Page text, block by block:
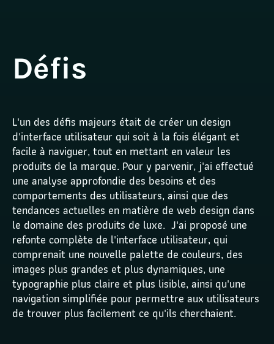
L'un des défis majeurs était de créer un design
d'interface utilisateur qui soit à la fois élégant et
facile à naviguer, tout en mettant en valeur les
produits de la marque. Pour y parvenir, j'ai effectué
une analyse approfondie des besoins et des
comportements des utilisateurs, ainsi que des
tendances actuelles en matière de web design dans
le domaine des produits de luxe.  J'ai proposé une
refonte complète de l'interface utilisateur, qui
comprenait une nouvelle palette de couleurs, des
images plus grandes et plus dynamiques, une
typographie plus claire et plus lisible, ainsi qu'une
navigation simplifiée pour permettre aux utilisateurs
de trouver plus facilement ce qu'ils cherchaient.
Défis